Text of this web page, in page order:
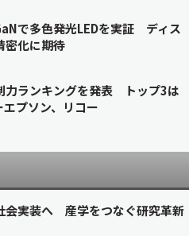
で多色発光LEDを実証 ディス
密化に期待
力ランキングを発表 トップ3は
プソン、リコー
会実装へ 産学をつなぐ研究革新